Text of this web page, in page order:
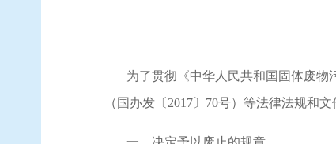
为了贯彻《中华人民共和国固体废物
（国办发〔 2017〕70号）等法律法规和